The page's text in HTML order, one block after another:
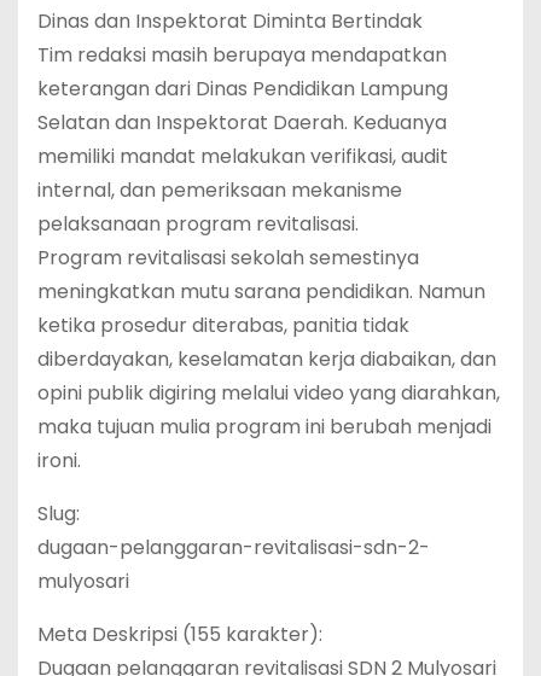
Dinas dan Inspektorat Diminta Bertindak
Tim redaksi masih berupaya mendapatkan
keterangan dari Dinas Pendidikan Lampung
Selatan dan Inspektorat Daerah. Keduanya
memiliki mandat melakukan verifikasi, audit
internal, dan pemeriksaan mekanisme
pelaksanaan program revitalisasi.
Program revitalisasi sekolah semestinya
meningkatkan mutu sarana pendidikan. Namun
ketika prosedur diterabas, panitia tidak
diberdayakan, keselamatan kerja diabaikan, dan
opini publik digiring melalui video yang diarahkan,
maka tujuan mulia program ini berubah menjadi
ironi.
Slug:
dugaan-pelanggaran-revitalisasi-sdn-2-
mulyosari
Meta Deskripsi (155 karakter):
Dugaan pelanggaran revitalisasi SDN 2 Mulyosari